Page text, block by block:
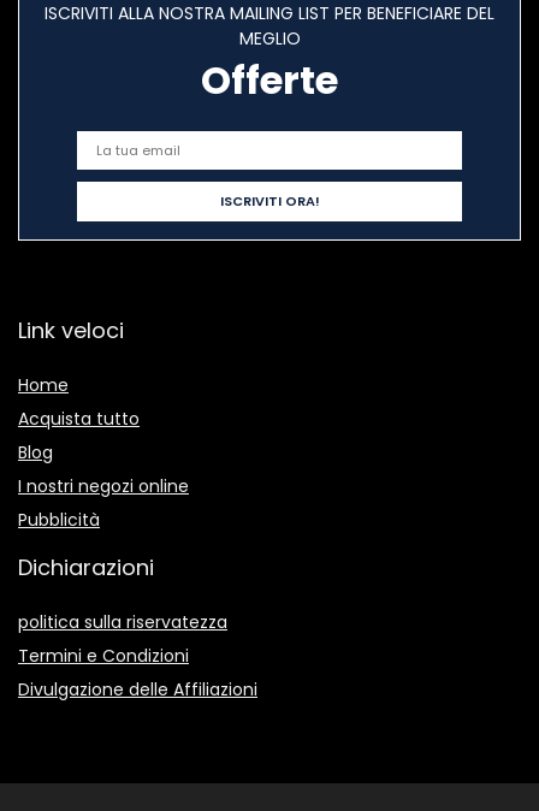
ISCRIVITI ALLA NOSTRA MAILING LIST PER BENEFICIARE DEL
MEGLIO
Offerte
Link veloci
Home
Acquista tutto
Blog
I nostri negozi online
Pubblicità
Dichiarazioni
politica sulla riservatezza
Termini e Condizioni
Divulgazione delle Affiliazioni